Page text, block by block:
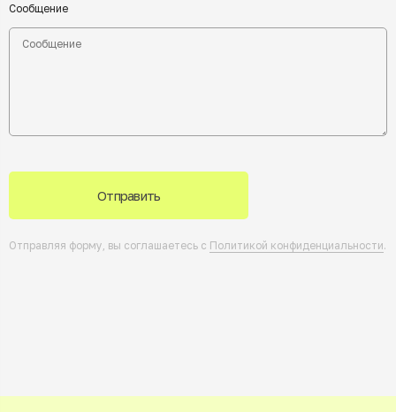
Сообщение
Отправить
Отправляя форму, вы соглашаетесь с Политикой конфиденциальности.